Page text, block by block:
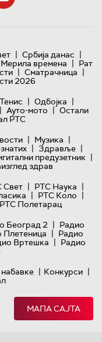
| Србија данас |
Мерила времена | Рат
| Сматрачница |
2026
Тенис | Одбојка |
| Ауто-мото | Остали
РТС
| Музика |
| Здравље |
предузетник |
здрав
Свет | РТС Наука |
| РТС Коло |
РТС Полетарац
Београд 2 | Радио
Плетеница | Радио
Вртешка | Радио
| Конкурси |
МАПА САЈТА